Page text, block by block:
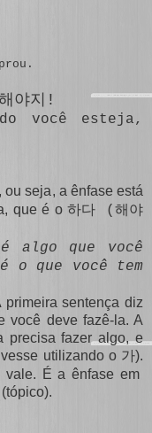
야지!
você esteja,
ou seja, a ênfase está
que é o하다 (해야
algo que você
é o que você tem
primeira sentença diz
você deve fazê-la. A
precisa fazer algo, e
utilizando o 가).
vale. É a ênfase em